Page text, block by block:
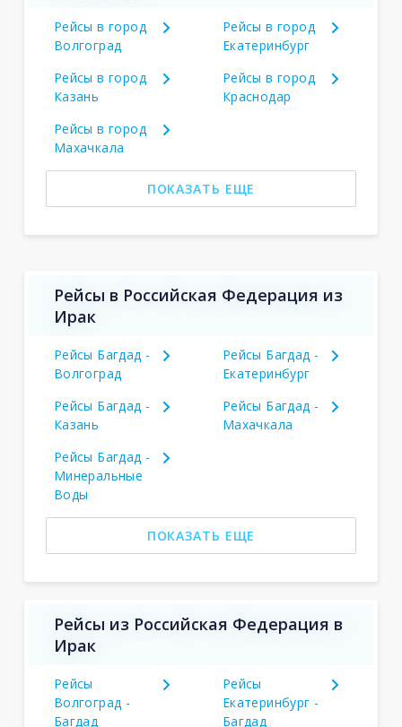
Рейсы в город
Волгоград
Рейсы в город
Екатеринбург
Рейсы в город
Казань
Рейсы в город
Краснодар
Рейсы в город
Махачкала
ПОКАЗАТЬ ЕЩЕ
Рейсы в Российская Федерация из
Ирак
Рейсы Багдад -
Волгоград
Рейсы Багдад -
Екатеринбург
Рейсы Багдад -
Казань
Рейсы Багдад -
Махачкала
Рейсы Багдад -
Минеральные
Воды
ПОКАЗАТЬ ЕЩЕ
Рейсы из Российская Федерация в
Ирак
Рейсы
Волгоград -
Багдад
Рейсы
Екатеринбург -
Багдад